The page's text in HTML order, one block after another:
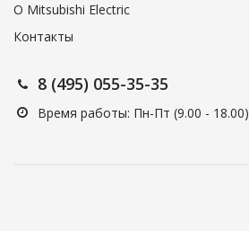
О Mitsubishi Electric
Контакты
8 (495) 055-35-35
Время работы: Пн-Пт (9.00 - 18.00)